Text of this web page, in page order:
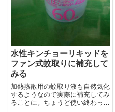
水性キンチョーリキッドを
ファン式蚊取りに補充して
みる
加熱蒸散用の蚊取り液も自然気化
するようなので実際に補充してみ
ることに。ちょうど使い終わった